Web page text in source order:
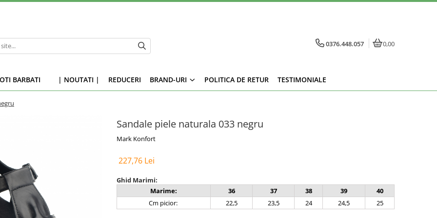
0376.448.057 0,00
BARBATI | NOUTATI | REDUCERI BRAND-URI POLITICA DE RETUR TESTIMONIALE
Sandale piele naturala 033 negru
Mark Konfort
227,76 Lei
Ghid Marimi:
Marime:
36 37 38 39
40
Cm picior:
22,5 23,5 24 24,5 25